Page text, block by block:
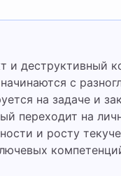
с
на задаче и
переходит на
и росту